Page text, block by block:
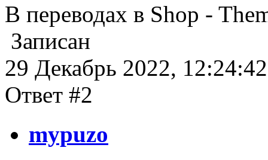
В переводах в Shop -
Записан
29 Декабрь 2022, 12:24:42
Ответ #2
mypuzo